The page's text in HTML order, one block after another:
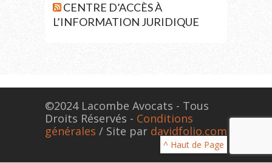
CENTRE D’ACCÈS À
L’INFORMATION JURIDIQUE
©2024 Lacombe Avocats - Tous
Droits Réservés - Conditions
générales / Site par davidfolio.com
^ Haut de Page